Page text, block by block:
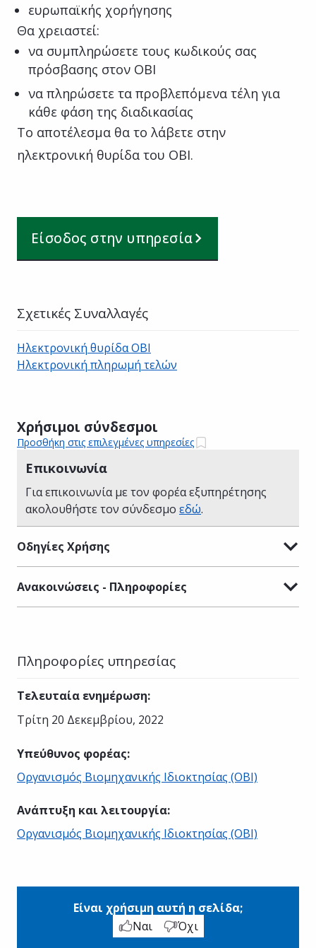
ευρωπαϊκής χορήγησης
Θα χρειαστεί:
να συμπληρώσετε τους κωδικούς σας
πρόσβασης στον ΟΒΙ
να πληρώσετε τα προβλεπόμενα τέλη για
κάθε φάση της διαδικασίας
Το αποτέλεσμα θα το λάβετε στην
ηλεκτρονική θυρίδα του ΟΒΙ.
Είσοδος στην υπηρεσία
Χρήσιμοι σύνδεσμοι
Προσθήκη στις επιλεγμένες υπηρεσίες
Επικοινωνία
Για επικοινωνία με τον φορέα εξυπηρέτησης
ακολουθήστε τον σύνδεσμο εδώ.
Οδηγίες Χρήσης
Ανακοινώσεις - Πληροφορίες
Σχετικές Συναλλαγές
Ηλεκτρονική θυρίδα ΟΒΙ
Ηλεκτρονική πληρωμή τελών
Πληροφορίες υπηρεσίας
Τελευταία ενημέρωση:
Τρίτη 20 Δεκεμβρίου, 2022
Υπεύθυνος φορέας:
Οργανισμός Βιομηχανικής Ιδιοκτησίας (ΟΒΙ)
Ανάπτυξη και λειτουργία:
Οργανισμός Βιομηχανικής Ιδιοκτησίας (ΟΒΙ)
Είναι χρήσιμη αυτή η σελίδα;
Ναι
Όχι